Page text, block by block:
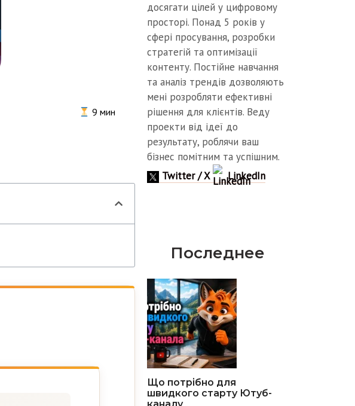
9 мин
досягати цілей у цифровому
просторі. Понад 5 років у
сфері просування, розробки
стратегій та оптимізації
контенту. Постійне навчання
та аналіз трендів дозволяють
мені розробляти ефективні
рішення для клієнтів. Веду
проекти від ідеї до
результату, роблячи ваш
бізнес помітним та успішним.
Twitter / X
LinkedIn
Последнее
Що потрібно для
швидкого старту Ютуб-
каналу